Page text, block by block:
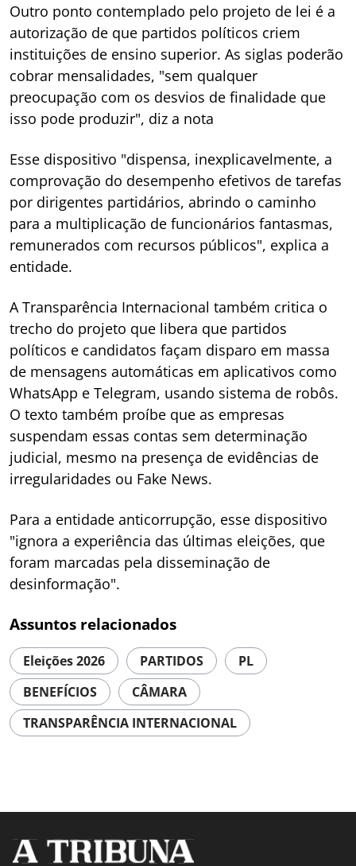
Outro ponto contemplado pelo projeto de lei é a
autorização de que partidos políticos criem
instituições de ensino superior. As siglas poderão
cobrar mensalidades, "sem qualquer
preocupação com os desvios de finalidade que
isso pode produzir", diz a nota
Esse dispositivo "dispensa, inexplicavelmente, a
comprovação do desempenho efetivos de tarefas
por dirigentes partidários, abrindo o caminho
para a multiplicação de funcionários fantasmas,
remunerados com recursos públicos", explica a
entidade.
A Transparência Internacional também critica o
trecho do projeto que libera que partidos
políticos e candidatos façam disparo em massa
de mensagens automáticas em aplicativos como
WhatsApp e Telegram, usando sistema de robôs.
O texto também proíbe que as empresas
suspendam essas contas sem determinação
judicial, mesmo na presença de evidências de
irregularidades ou Fake News.
Para a entidade anticorrupção, esse dispositivo
"ignora a experiência das últimas eleições, que
foram marcadas pela disseminação de
desinformação".
Assuntos relacionados
Eleições 2026 PARTIDOS
PL
BENEFÍCIOS
CÂMARA
TRANSPARÊNCIA INTERNACIONAL